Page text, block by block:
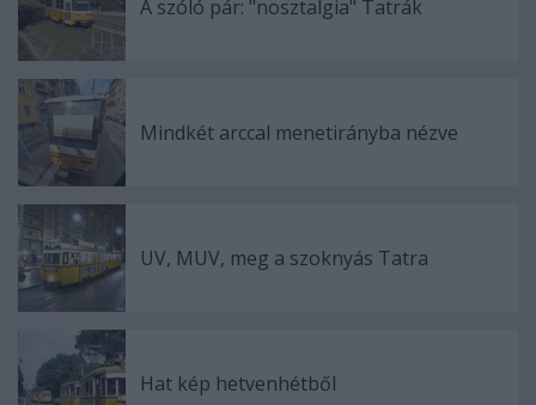
A szóló pár: "nosztalgia" Tatrák
Mindkét arccal menetirányba nézve
UV, MUV, meg a szoknyás Tatra
Hat kép hetvenhétből